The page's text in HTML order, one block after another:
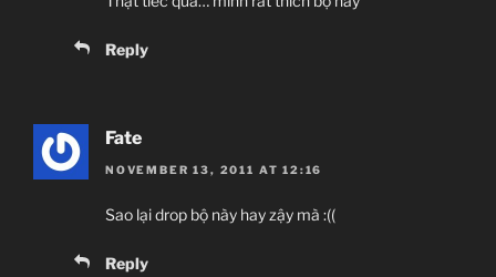
Reply
Fate
NOVEMBER 13, 2011 AT 12:16
Sao lại drop bộ này hay zậy mà :((
Reply